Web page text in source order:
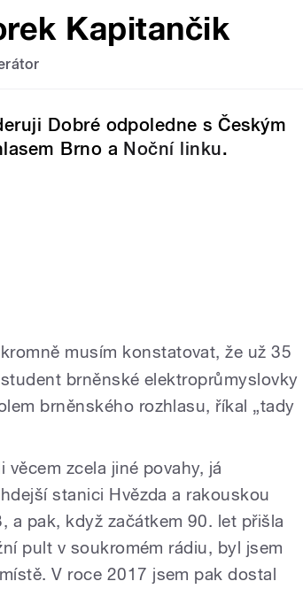
Kapitančik
Dobré odpoledne s Českým
Brno a Noční linku.
musím konstatovat, že už 35
brněnské elektroprůmyslovky
brněnského rozhlasu, říkal „tady
zcela jiné povahy, já
stanici Hvězda a rakouskou
a pak, když začátkem 90. let přišla
pult v soukromém rádiu, byl jsem
V roce 2017 jsem pak dostal